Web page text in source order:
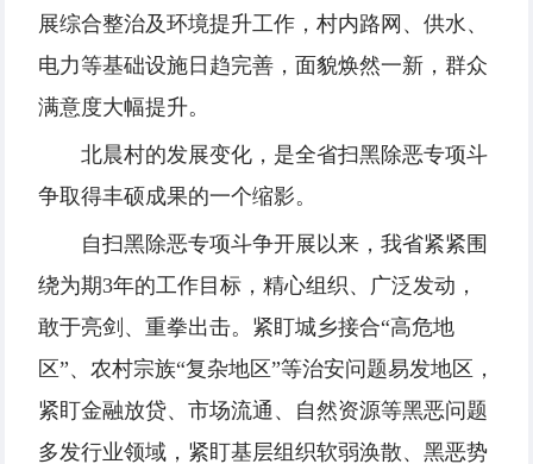
展综合整治及环境提升工作，村内路网、供水、
电力等基础设施日趋完善，面貌焕然一新，群众
满意度大幅提升。
北晨村的发展变化，是全省扫黑除恶专项斗
争取得丰硕成果的一个缩影。
自扫黑除恶专项斗争开展以来，我省紧紧围
绕为期3年的工作目标，精心组织、广泛发动，
敢于亮剑、重拳出击。紧盯城乡接合“高危地
区”、农村宗族“复杂地区”等治安问题易发地区，
紧盯金融放贷、市场流通、自然资源等黑恶问题
多发行业领域，紧盯基层组织软弱涣散、黑恶势